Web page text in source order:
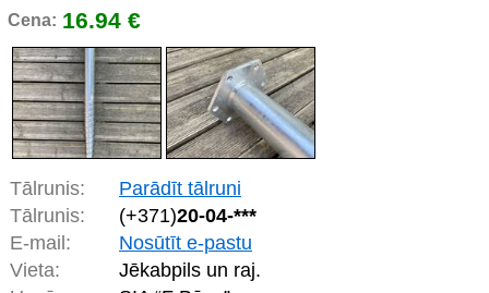
Cena: 16.94 €
Tālrunis:
Parādīt tālruni
Tālrunis:
(+371)20-04-***
E-mail:
Nosūtīt e-pastu
Vieta:
Jēkabpils un raj.